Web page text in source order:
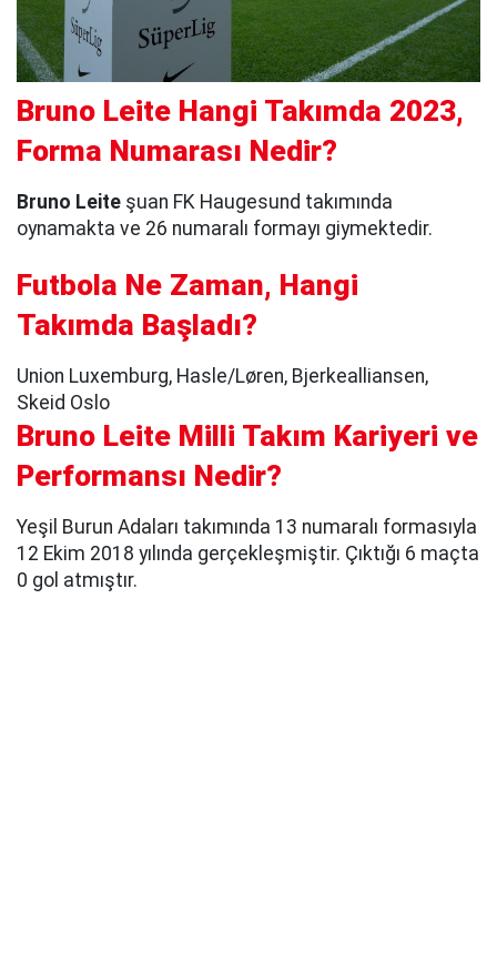
Bruno Leite Hangi Takımda 2023,
Forma Numarası Nedir?
Bruno Leite şuan FK Haugesund takımında
oynamakta ve 26 numaralı formayı giymektedir.
Futbola Ne Zaman, Hangi
Takımda Başladı?
Union Luxemburg, Hasle/Løren, Bjerkealliansen,
Skeid Oslo
Bruno Leite Milli Takım Kariyeri ve
Performansı Nedir?
Yeşil Burun Adaları takımında 13 numaralı formasıyla
12 Ekim 2018 yılında gerçekleşmiştir. Çıktığı 6 maçta
0 gol atmıştır.